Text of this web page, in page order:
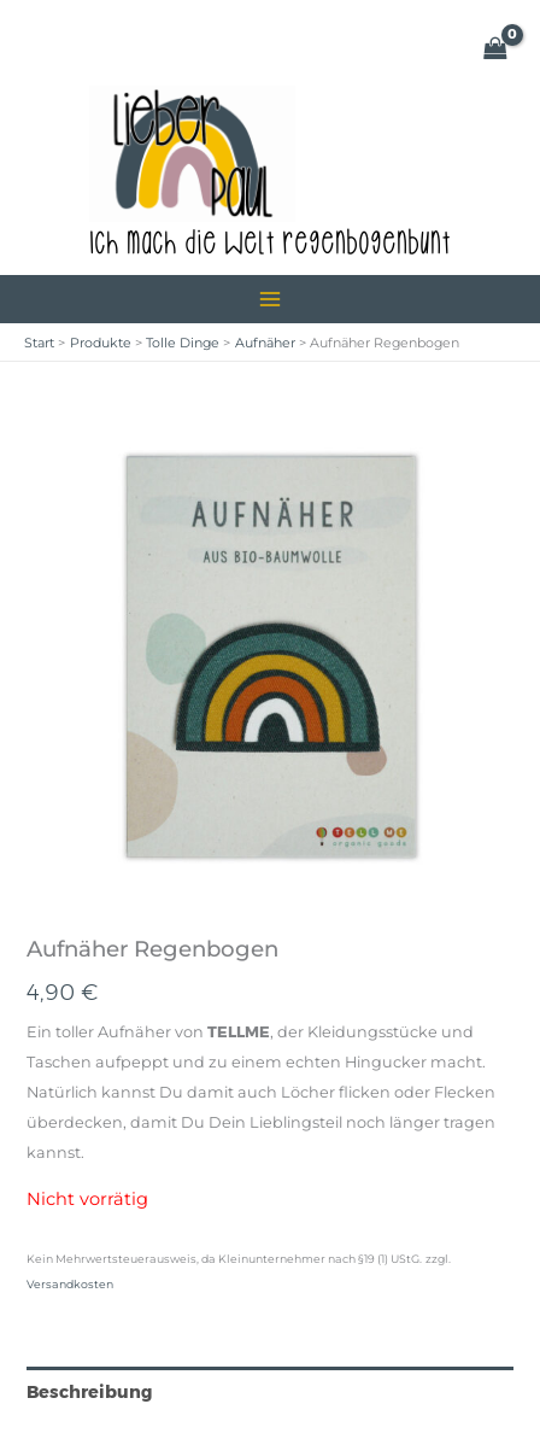
Ich mach die Welt regenbogenbunt
Start Produkte Tolle Dinge Aufnäher Aufnäher Regenbogen
Aufnäher Regenbogen
4,90€
Ein toller Aufnäher vonTELLME, der Kleidungsstücke und
Taschen aufpeppt und zu einem echten Hingucker macht.
Natürlich kannst Du damit auch Löcher flicken oder Flecken
überdecken, damit Du Dein Lieblingsteil noch länger tragen
kannst.
Nicht vorrätig
Kein Mehrwertsteuerausweis, da Kleinunternehmer nach §19 (1) UStG. zzgl.
Versandkosten
Beschreibung